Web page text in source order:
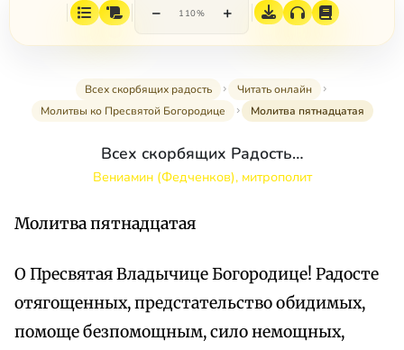
− 110% +
Всех скорбящих радость
Читать онлайн
Молитвы ко Пресвятой Богородице
Молитва пятнадцатая
Всех скорбящих Радость…
Вениамин (Федченков), митрополит
Молитва пятнадцатая
О Пресвятая Владычице Богородице! Радосте
отягощенных, предстательство обидимых,
помоще безпомощным, сило немощных,